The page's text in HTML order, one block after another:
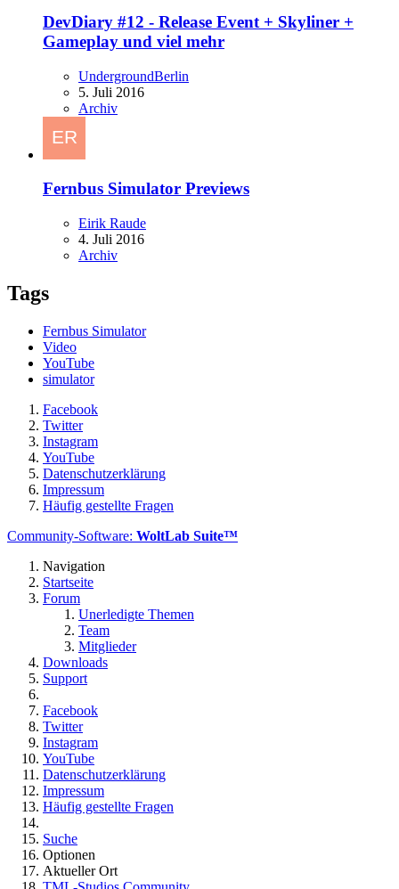
DevDiary #12 - Release Event + Skyliner +
Gameplay und viel mehr
UndergroundBerlin
5. Juli 2016
Archiv
Fernbus Simulator Previews
Eirik Raude
4. Juli 2016
Archiv
Tags
Fernbus Simulator
Video
YouTube
simulator
Facebook
Twitter
Instagram
YouTube
Datenschutzerklärung
Impressum
Häufig gestellte Fragen
Community-Software: WoltLab Suite™
Navigation
Startseite
Forum
Unerledigte Themen
Team
Mitglieder
Downloads
Support
Facebook
Twitter
Instagram
YouTube
Datenschutzerklärung
Impressum
Häufig gestellte Fragen
Suche
Optionen
Aktueller Ort